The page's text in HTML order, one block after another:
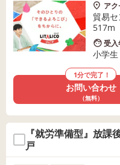
アク
貿易
517m
受入
小学
1分で完了！
お問い合わせ
（無料）
『就労準備型』放
戸